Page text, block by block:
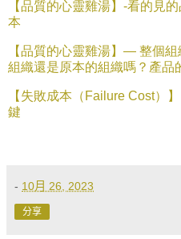
【品質的心靈雞湯】 -看的見
本
【品質的心靈雞湯】— 整個組
組織還是原本的組織嗎？產品
【失敗成本（ Failure Cost）
鍵
- 10月 26, 2023
分享